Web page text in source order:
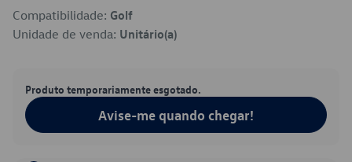
Compatibilidade: Golf
Unidade de venda: Unitário(a)
Produto temporariamente esgotado.
Avise-me quando chegar!